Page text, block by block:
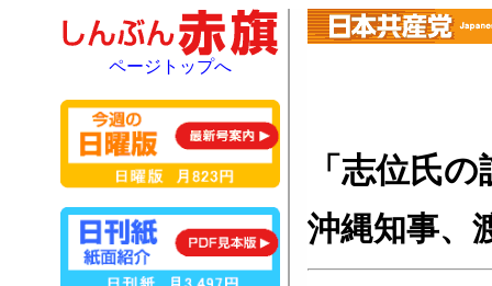
「志位氏
沖縄知事、
ページトップへ